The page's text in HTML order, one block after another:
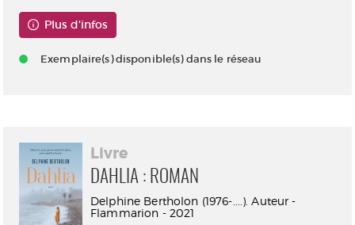
Plus d'infos
Exemplaire(s) disponible(s) dans le réseau
Livre
DAHLIA : ROMAN
Delphine Bertholon (1976-....). Auteur -
Flammarion - 2021